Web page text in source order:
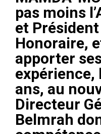
pas moins
et
Honoraire,
apporter
expérience,
ans, au
Directeur
Belmrah